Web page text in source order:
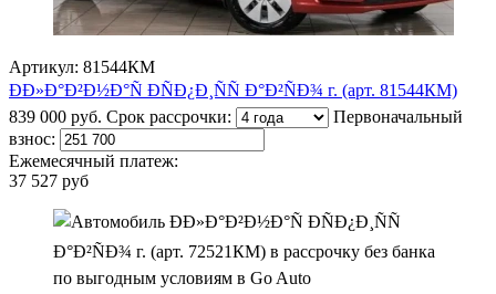
Артикул: 81544КМ
ÐÐ»Ð°Ð²Ð½Ð°Ñ ÐÑÐ¿Ð¸ÑÑ Ð°Ð²ÑÐ¾ г. (арт. 81544КМ)
839 000 руб. Срок рассрочки:
Первоначальный
взнос:
Ежемесячный платеж:
37 527 руб